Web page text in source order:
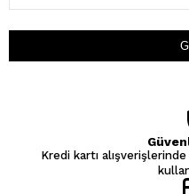
Kredi kartı